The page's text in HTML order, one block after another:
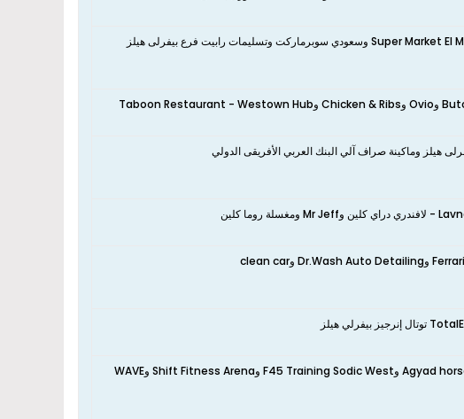
نعم، تقع الشقة بالقرب من كارفور ماركت وسوبر ماركت المدينه Super Market El Madina وسعودي سوبرماركت وتسليمات رابيت فرع بيفرلى هيلز
نعم، تقع الشقة بالقرب من نادي اجياد للفروسية Agyad horseback riding school وF45 Training Sodic West وShift Fitness Arena وWAVE